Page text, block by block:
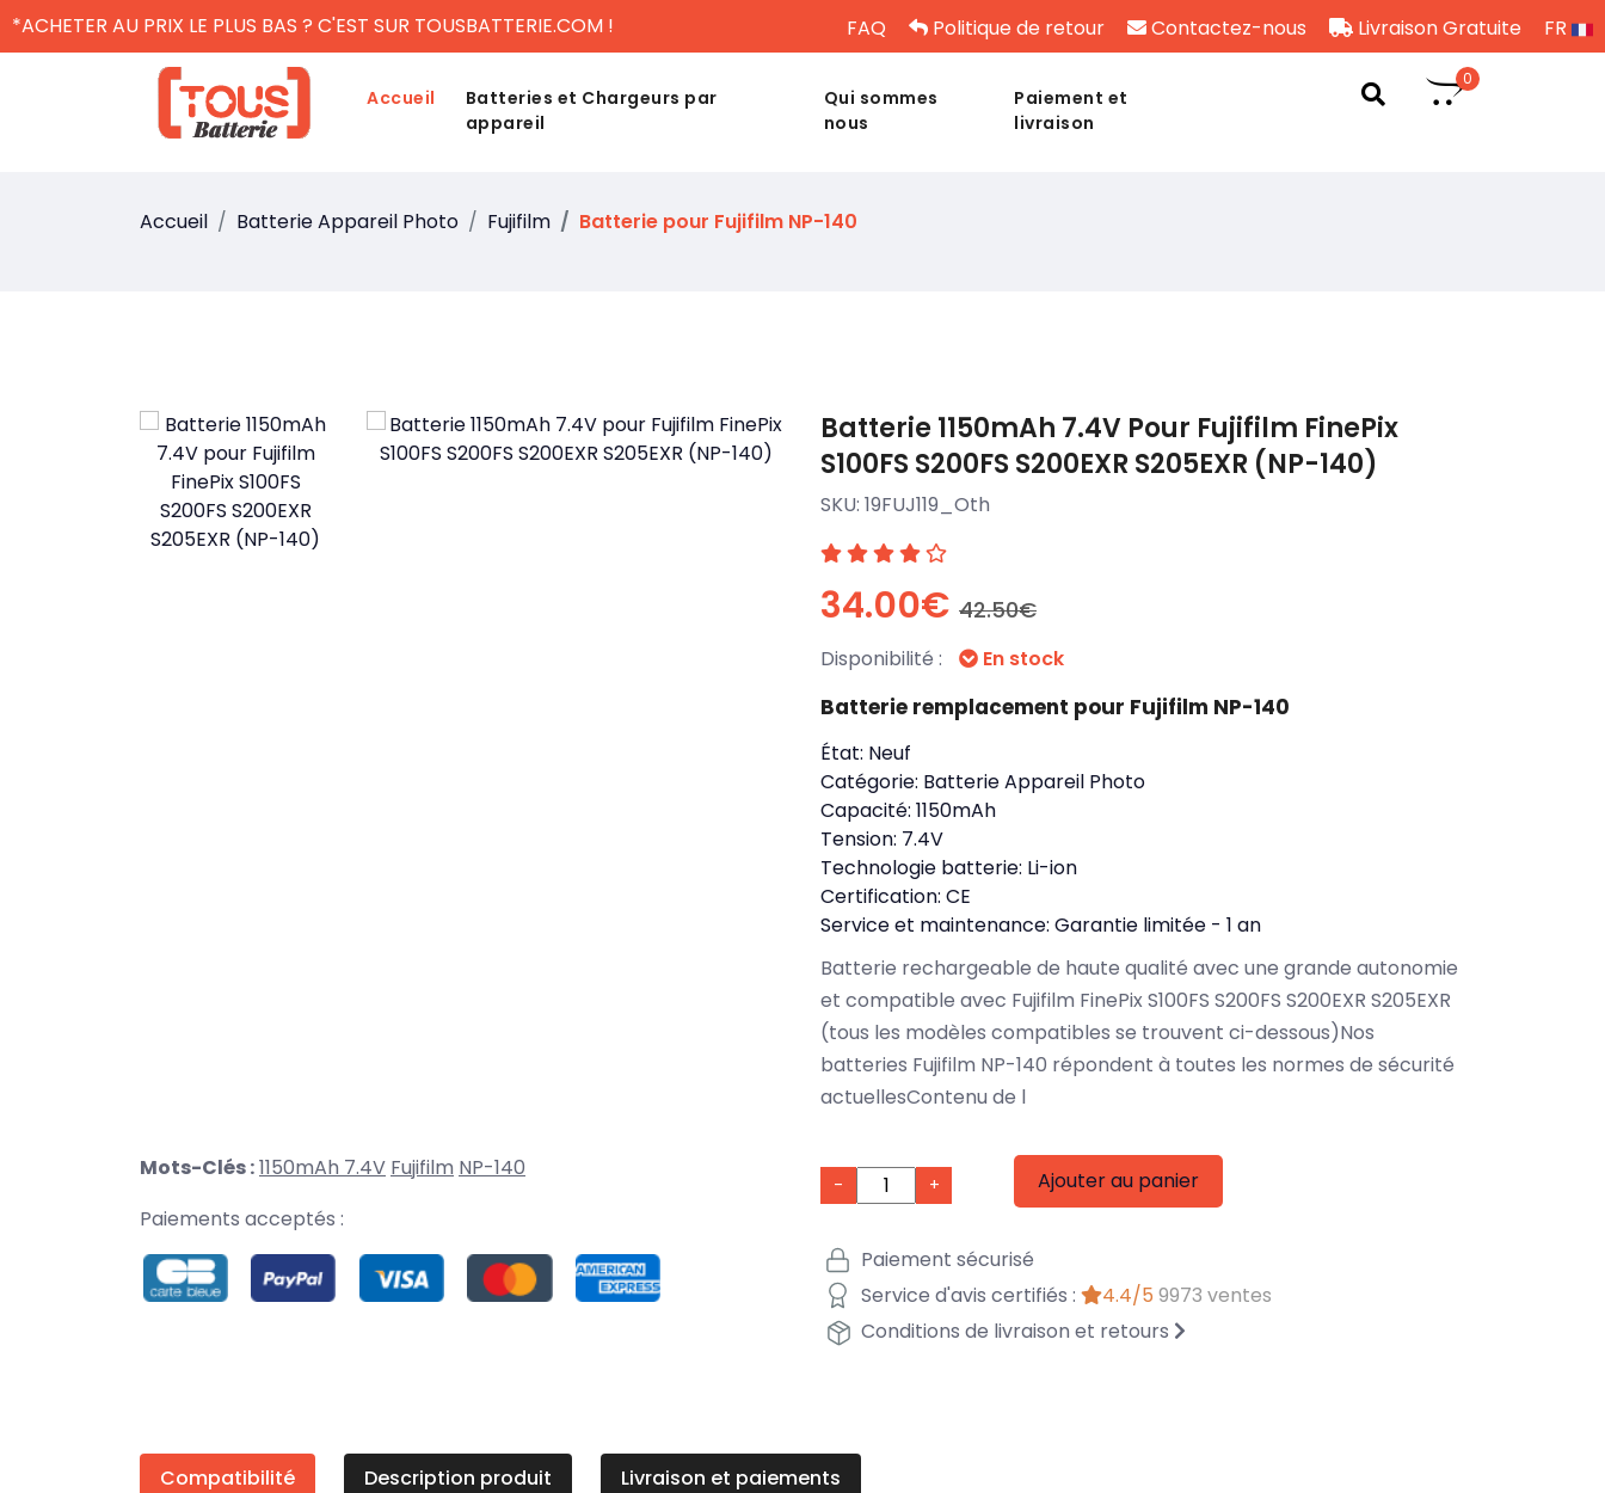
*ACHETER AU PRIX LE PLUS BAS ? C'EST SUR TOUSBATTERIE.COM ! FAQ Politique de retour Contactez-nous Livraison Gratuite FR
Accueil
Batteries et Chargeurs par
appareil
Qui sommes
nous
Paiement et
livraison
0
Accueil Batterie Appareil Photo Fujifilm Batterie pour Fujifilm NP-140
Mots-Clés :1150mAh 7.4V Fujifilm NP-140
Paiements acceptés :
Batterie 1150mAh 7.4V Pour Fujifilm FinePix
S100FS S200FS S200EXR S205EXR (NP-140)
SKU: 19FUJ119_Oth
34.00€ 42.50€
Disponibilité : En stock
Batterie remplacement pour Fujifilm NP-140
État: Neuf
Catégorie: Batterie Appareil Photo
Capacité: 1150mAh
Tension: 7.4V
Technologie batterie: Li-ion
Certification: CE
Service et maintenance: Garantie limitée - 1 an
Batterie rechargeable de haute qualité avec une grande autonomie
et compatible avec Fujifilm FinePix S100FS S200FS S200EXR S205EXR
(tous les modèles compatibles se trouvent ci-dessous)Nos
batteries Fujifilm NP-140 répondent à toutes les normes de sécurité
actuellesContenu de l
- + Ajouter au panier
Paiement sécurisé
Service d'avis certifiés :
4.4/5 9973 ventes
Conditions de livraison et retours
Compatibilité Description produit Livraison et paiements